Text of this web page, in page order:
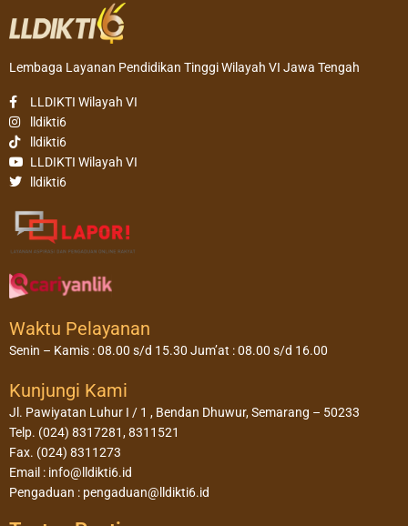
Lembaga Layanan Pendidikan Tinggi Wilayah VI Jawa Tengah
LLDIKTI Wilayah VI
lldikti6
lldikti6
LLDIKTI Wilayah VI
lldikti6
Waktu Pelayanan
Senin – Kamis : 08.00 s/d 15.30 Jum’at : 08.00 s/d 16.00
Kunjungi Kami
Jl. Pawiyatan Luhur I / 1 , Bendan Dhuwur, Semarang – 50233
Telp. (024) 8317281, 8311521
Fax. (024) 8311273
Email : info@lldikti6.id
Pengaduan : pengaduan@lldikti6.id